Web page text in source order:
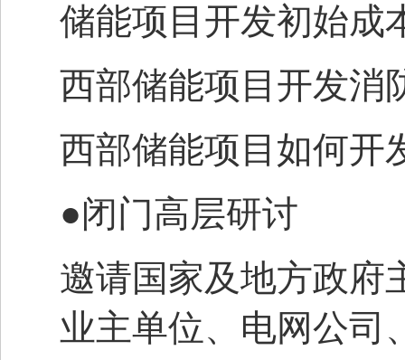
储能项目开发初始成
西部储能项目开发消
西部储能项目如何开
●闭门高层研讨
邀请国家及地方政府
业主单位、电网公司